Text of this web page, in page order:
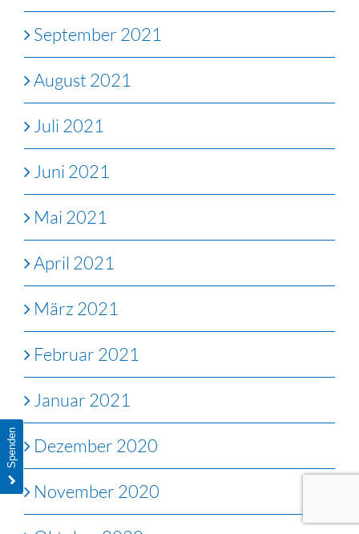
September 2021
August 2021
Juli 2021
Juni 2021
Mai 2021
April 2021
März 2021
Februar 2021
Januar 2021
Dezember 2020
November 2020
Spenden